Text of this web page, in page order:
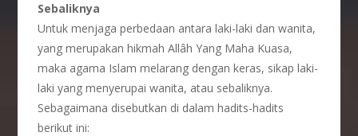
Sebaliknya
Untuk menjaga perbedaan antara laki-laki dan wanita,
yang merupakan hikmah Allâh Yang Maha Kuasa,
maka agama Islam melarang dengan keras, sikap laki-
laki yang menyerupai wanita, atau sebaliknya.
Sebagaimana disebutkan di dalam hadits-hadits
berikut ini: